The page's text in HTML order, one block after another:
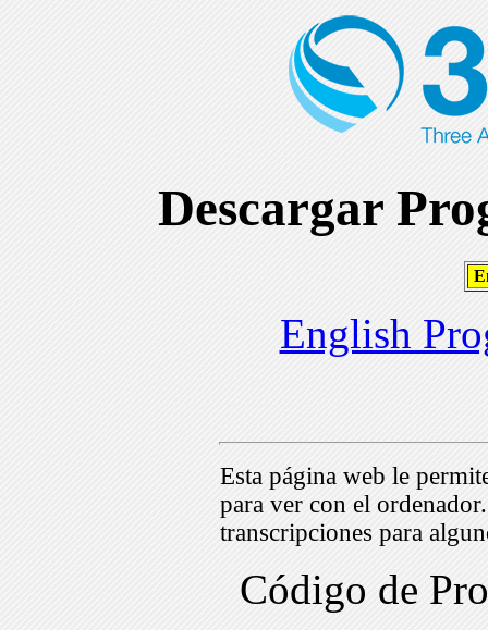
Descargar
English
Esta página web le
para ver con el
transcripciones para
Código de